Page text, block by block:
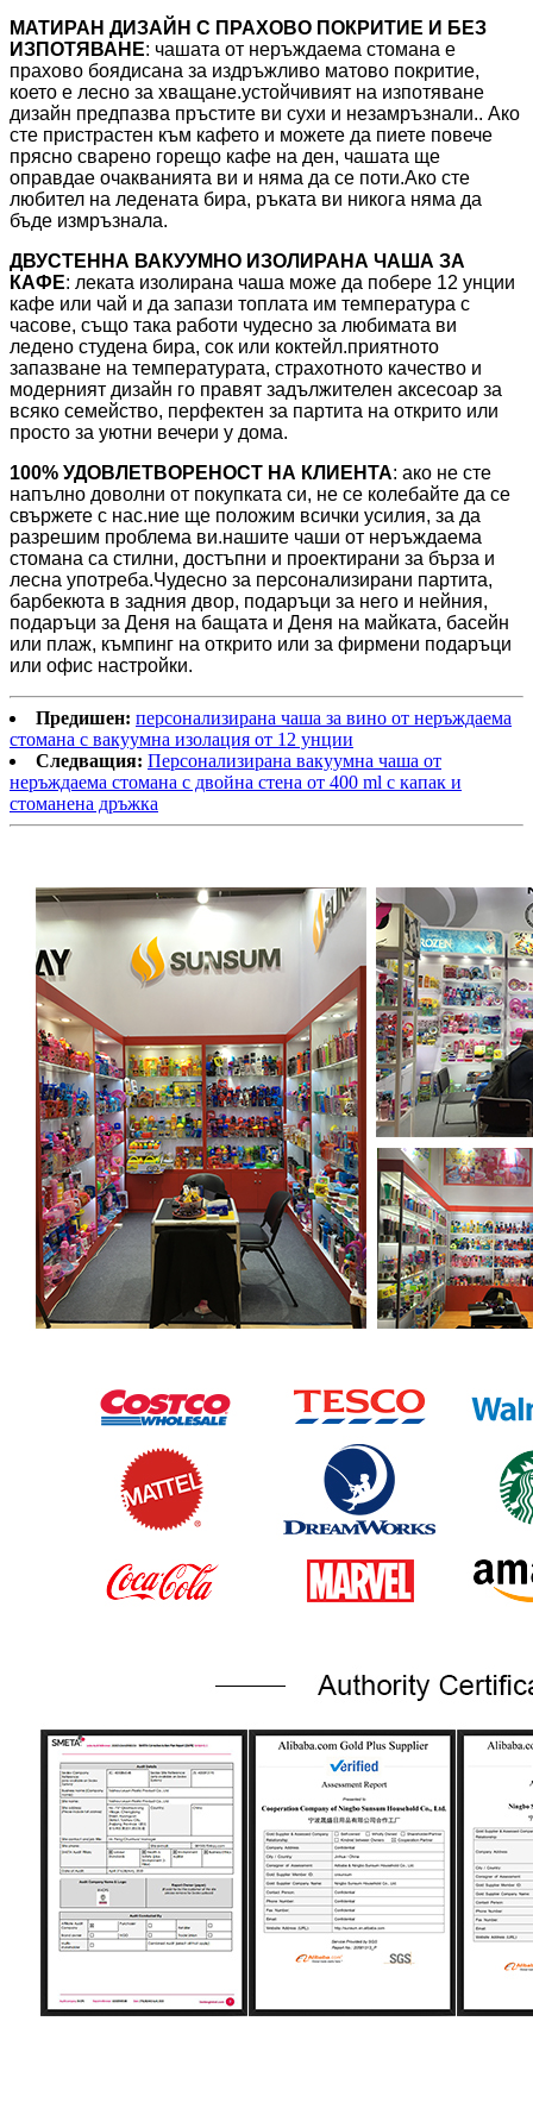
МАТИРАН ДИЗАЙН С ПРАХОВО ПОКРИТИЕ И БЕЗ
ИЗПОТЯВАНЕ: чашата от неръждаема стомана е
прахово боядисана за издръжливо матово покритие,
което е лесно за хващане.устойчивият на изпотяване
дизайн предпазва пръстите ви сухи и незамръзнали.. Ако
сте пристрастен към кафето и можете да пиете повече
прясно сварено горещо кафе на ден, чашата ще
оправдае очакванията ви и няма да се поти.Ако сте
любител на ледената бира, ръката ви никога няма да
бъде измръзнала.
ДВУСТЕННА ВАКУУМНО ИЗОЛИРАНА ЧАША ЗА
КАФЕ: леката изолирана чаша може да побере 12 унции
кафе или чай и да запази топлата им температура с
часове, също така работи чудесно за любимата ви
ледено студена бира, сок или коктейл.приятното
запазване на температурата, страхотното качество и
модерният дизайн го правят задължителен аксесоар за
всяко семейство, перфектен за партита на открито или
просто за уютни вечери у дома.
100% УДОВЛЕТВОРЕНОСТ НА КЛИЕНТА: ако не сте
напълно доволни от покупката си, не се колебайте да се
свържете с нас.ние ще положим всички усилия, за да
разрешим проблема ви.нашите чаши от неръждаема
стомана са стилни, достъпни и проектирани за бърза и
лесна употреба.Чудесно за персонализирани партита,
барбекюта в задния двор, подаръци за него и нейния,
подаръци за Деня на бащата и Деня на майката, басейн
или плаж, къмпинг на открито или за фирмени подаръци
или офис настройки.
Предишен: персонализирана чаша за вино от неръждаема
стомана с вакуумна изолация от 12 унции
Следващия: Персонализирана вакуумна чаша от
неръждаема стомана с двойна стена от 400 ml с капак и
стоманена дръжка